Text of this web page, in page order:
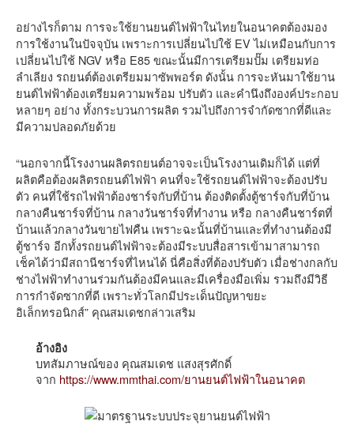
อย่างไรก็ตาม การจะใช้ยานยนต์ไฟฟ้าในไทยในอนาคตต้องมอง
การใช้งานในปัจจุบัน เพราะการเปลี่ยนไปใช้ EV ไม่เหมือนกับการ
เปลี่ยนไปใช้ NGV หรือ E85 ขณะนั้นมีการเตรียมปั๊ม เตรียมท่อ
ลำเลียง รถยนต์ต้องเตรียมมาซัพพอร์ต ดังนั้น การจะหันมาใช้ยาน
ยนต์ไฟฟ้าต้องเตรียมความพร้อม ปรับตัว และคำนึงถึงองค์ประกอบ
หลายๆ อย่าง ทั้งกระบวนการผลิต รวมไปถึงการจำกัดซากที่ดีและ
มีความปลอดภัยด้วย
“นอกจากนี้โรงงานผลิตรถยนต์อาจจะเป็นโรงงานเดิมก็ได้ แต่ที่
ผลิตคือต้องผลิตรถยนต์ไฟฟ้า คนที่จะใช้รถยนต์ไฟฟ้าจะต้องปรับ
ตัว คนที่ใช้รถไฟฟ้าต้องชาร์จกับที่บ้าน ต้องติดตั้งตู้ชาร์จกับที่บ้าน
กลางคืนชาร์จที่บ้าน กลางวันชาร์จที่ทำงาน หรือ กลางคืนชาร์ตที่
บ้านแล้วกลางวันขายไฟคืน เพราะฉะนั้นที่บ้านและที่ทำงานต้องมี
ตู้ชาร์จ อีกทั้งรถยนต์ไฟฟ้าจะต้องมีระบบสื่อสารเข้ามาสามารถ
เช็คได้ว่ามีสถานีชาร์จที่ไหนได้ นี่คือสิ่งที่ต้องปรับตัว เมื่อช่างกลกับ
ช่างไฟฟ้าทำงานร่วมกันต้องมีคนและมีเครื่องมือเพิ่ม รวมถึงมีวิธี
การกำจัดซากที่ดี เพราะทั่วโลกมีประเด็นปัญหาขยะ
อิเล็กทรอนิกส์” คุณสมเดชกล่าวเสริม
อ้างอิง
บทสัมภาษณ์ของ คุณสมเดช แสงสุรศักดิ์
จาก https://www.mmthai.com/ยานยนต์ไฟฟ้าในอนาคต